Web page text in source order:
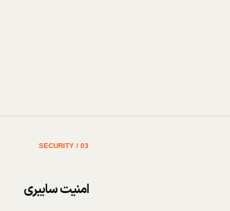
03 / SECURITY
امنیت سایبری